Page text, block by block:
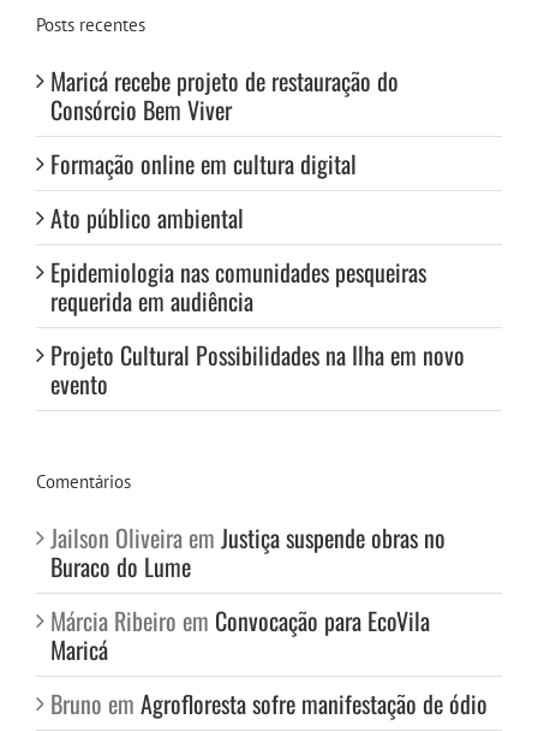
Posts recentes
Maricá recebe projeto de restauração do
Consórcio Bem Viver
Formação online em cultura digital
Ato público ambiental
Epidemiologia nas comunidades pesqueiras
requerida em audiência
Projeto Cultural Possibilidades na Ilha em novo
evento
Comentários
Jailson Oliveira em Justiça suspende obras no
Buraco do Lume
Márcia Ribeiro em Convocação para EcoVila
Maricá
Bruno em Agrofloresta sofre manifestação de ódio